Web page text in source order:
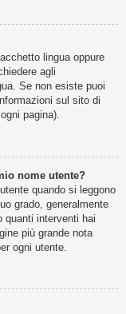
lingua oppure
agli
Se non esiste puoi
sul sito di
pagina).
nome utente?
quando si leggono
grado, generalmente
quanti interventi hai
più grande nota
ogni utente.